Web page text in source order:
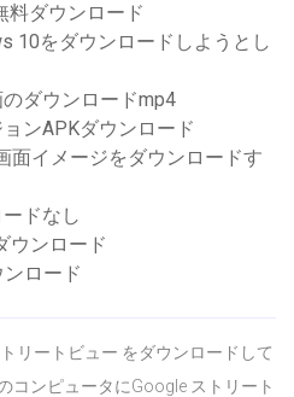
料ダウンロード
10をダウンロードしようとし
ダウンロードmp4
ンAPKダウンロード
面イメージをダウンロードす
ドなし
ウンロード
ロード
リートビュー をダウンロードして
コンピュータにGoogle ストリート